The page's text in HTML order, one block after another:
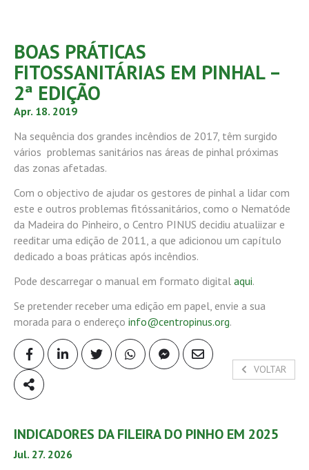
BOAS PRÁTICAS
FITOSSANITÁRIAS EM PINHAL –
2ª EDIÇÃO
Apr. 18. 2019
Na sequência dos grandes incêndios de 2017, têm surgido
vários problemas sanitários nas áreas de pinhal próximas
das zonas afetadas.
Com o objectivo de ajudar os gestores de pinhal a lidar com
este e outros problemas fitóssanitários, como o Nematóde
da Madeira do Pinheiro, o Centro PINUS decidiu atualiizar e
reeditar uma edição de 2011, a que adicionou um capítulo
dedicado a boas práticas após incêndios.
Pode descarregar o manual em formato digital aqui.
Se pretender receber uma edição em papel, envie a sua
morada para o endereço info@centropinus.org.
VOLTAR
INDICADORES DA FILEIRA DO PINHO EM 2025
Jul. 27. 2026